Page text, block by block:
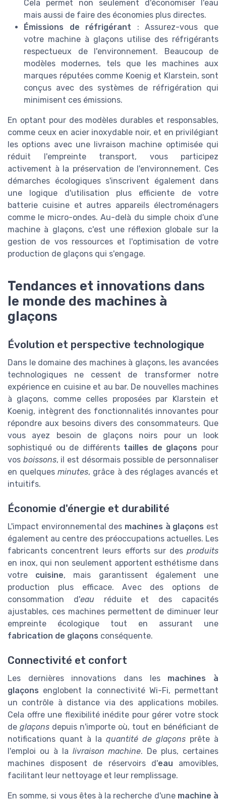
Cela permet non seulement d'économiser l'eau
mais aussi de faire des économies plus directes.
Émissions de réfrigérant : Assurez-vous que
votre machine à glaçons utilise des réfrigérants
respectueux de l'environnement. Beaucoup de
modèles modernes, tels que les machines aux
marques réputées comme Koenig et Klarstein, sont
conçus avec des systèmes de réfrigération qui
minimisent ces émissions.
En optant pour des modèles durables et responsables,
comme ceux en acier inoxydable noir, et en privilégiant
les options avec une livraison machine optimisée qui
réduit l'empreinte transport, vous participez
activement à la préservation de l'environnement. Ces
démarches écologiques s'inscrivent également dans
une logique d'utilisation plus efficiente de votre
batterie cuisine et autres appareils électroménagers
comme le micro-ondes. Au-delà du simple choix d'une
machine à glaçons, c'est une réflexion globale sur la
gestion de vos ressources et l'optimisation de votre
production de glaçons qui s'engage.
Tendances et innovations dans
le monde des machines à
glaçons
Évolution et perspective technologique
Dans le domaine des machines à glaçons, les avancées
technologiques ne cessent de transformer notre
expérience en cuisine et au bar. De nouvelles machines
à glaçons, comme celles proposées par Klarstein et
Koenig, intègrent des fonctionnalités innovantes pour
répondre aux besoins divers des consommateurs. Que
vous ayez besoin de glaçons noirs pour un look
sophistiqué ou de différents tailles de glaçons pour
vos boissons, il est désormais possible de personnaliser
en quelquesminutes, grâce à des réglages avancés et
intuitifs.
Économie d'énergie et durabilité
L'impact environnemental des machines à glaçons est
également au centre des préoccupations actuelles. Les
fabricants concentrent leurs efforts sur des produits
en inox, qui non seulement apportent esthétisme dans
votre cuisine, mais garantissent également une
production plus efficace. Avec des options de
consommation d'eau réduite et des capacités
ajustables, ces machines permettent de diminuer leur
empreinte écologique tout en assurant une
fabrication de glaçons conséquente.
Connectivité et confort
Les dernières innovations dans les machines à
glaçons englobent la connectivité Wi-Fi, permettant
un contrôle à distance via des applications mobiles.
Cela offre une flexibilité inédite pour gérer votre stock
de glaçons depuis n'importe où, tout en bénéficiant de
notifications quant à la quantité de glaçons prête à
l'emploi ou à la livraison machine. De plus, certaines
machines disposent de réservoirs d'eau amovibles,
facilitant leur nettoyage et leur remplissage.
En somme, si vous êtes à la recherche d'une machine à